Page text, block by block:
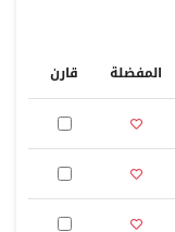
المفضلة قارن